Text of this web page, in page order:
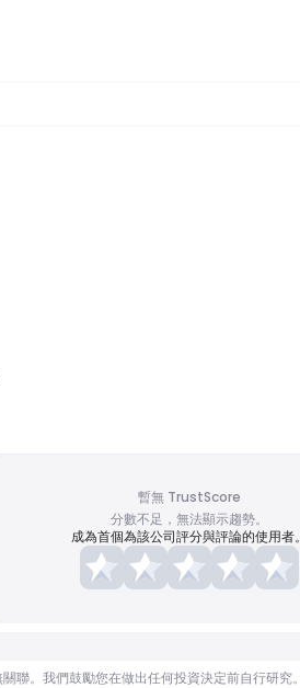
暫無 TrustScore
分數不足，無法顯示趨勢。
成為首個為該公司評分與評論的使用者。
。我們鼓勵您在做出任何投資決定前自行研究。